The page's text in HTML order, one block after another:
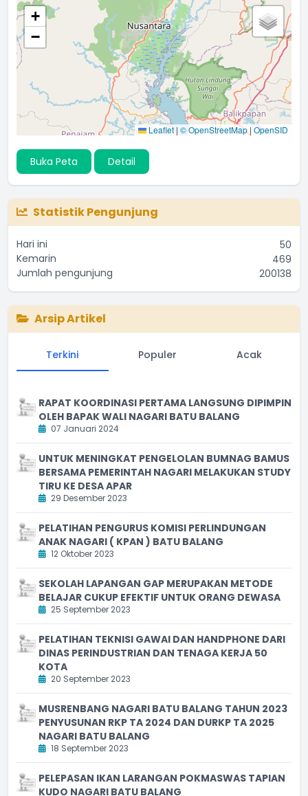
+
−
Leaflet | © OpenStreetMap| OpenSID
Buka Peta Detail
Statistik Pengunjung
Hari ini
50
Kemarin
469
Jumlah pengunjung
200138
Arsip Artikel
Terkini Populer Acak
RAPAT KOORDINASI PERTAMA LANGSUNG DIPIMPIN
OLEH BAPAK WALI NAGARI BATU BALANG
07 Januari 2024
UNTUK MENINGKAT PENGELOLAN BUMNAG BAMUS
BERSAMA PEMERINTAH NAGARI MELAKUKAN STUDY
TIRU KE DESA APAR
29 Desember 2023
PELATIHAN PENGURUS KOMISI PERLINDUNGAN
ANAK NAGARI ( KPAN ) BATU BALANG
12 Oktober 2023
SEKOLAH LAPANGAN GAP MERUPAKAN METODE
BELAJAR CUKUP EFEKTIF UNTUK ORANG DEWASA
25 September 2023
PELATIHAN TEKNISI GAWAI DAN HANDPHONE DARI
DINAS PERINDUSTRIAN DAN TENAGA KERJA 50
KOTA
20 September 2023
MUSRENBANG NAGARI BATU BALANG TAHUN 2023
PENYUSUNAN RKP TA 2024 DAN DURKP TA 2025
NAGARI BATU BALANG
18 September 2023
PELEPASAN IKAN LARANGAN POKMASWAS TAPIAN
KUDO NAGARI BATU BALANG